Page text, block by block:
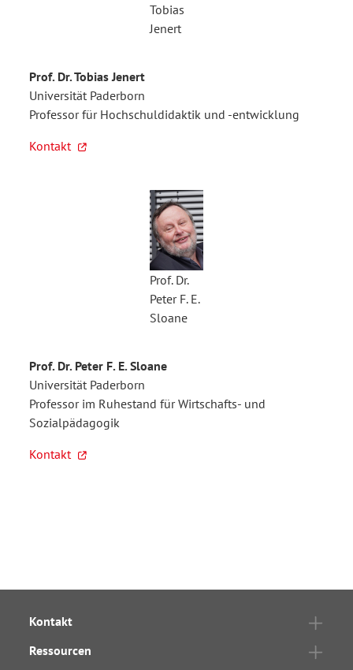
Tobias
Jenert
Prof. Dr. Tobias Jenert
Universität Paderborn
Professor für Hochschuldidaktik und -entwicklung
Kontakt
Prof. Dr.
Peter F. E.
Sloane
Prof. Dr. Peter F. E. Sloane
Universität Paderborn
Professor im Ruhestand für Wirtschafts- und
Sozialpädagogik
Kontakt
Kontakt
Ressourcen